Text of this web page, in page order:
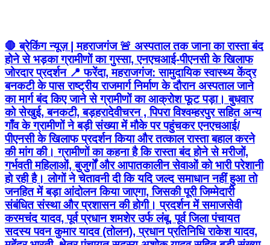
🛑 ब्रेकिंग न्यूज़ | महराजगंज 🚨 अस्पताल तक जाना का रास्ता बंद
होने से भड़का ग्रामीणों का गुस्सा, एनएचआई-पीएनसी के खिलाफ
जोरदार प्रदर्शन 📍 फरेंदा, महराजगंज: सामुदायिक स्वास्थ्य केंद्र
बनकटी के पास राष्ट्रीय राजमार्ग निर्माण के दौरान अस्पताल जाने
का मार्ग बंद किए जाने से ग्रामीणों का आक्रोश फूट पड़ा। बुधवार
को सेखुई, बनकटी, बड़हरादेवीचरन , पिपरा विश्वम्हरपुर सहित अन्य
गाँव के ग्रामीणों ने बड़ी संख्या में मौके पर पहुंचकर एनएचआई/
पीएनसी के खिलाफ प्रदर्शन किया और तत्काल रास्ता बहाल करने
की मांग की। ग्रामीणों का कहना है कि रास्ता बंद होने से मरीजों,
गर्भवती महिलाओं, बुजुर्गों और आपातकालीन सेवाओं को भारी परेशानी
हो रही है। लोगों ने चेतावनी दी कि यदि जल्द समाधान नहीं हुआ तो
जनहित में बड़ा आंदोलन किया जाएगा, जिसकी पूरी जिम्मेदारी
संबंधित संस्था और प्रशासन की होगी। प्रदर्शन में समाजसेवी
करमचंद यादव, पूर्व प्रधान शमशेर उर्फ लंबू, पूर्व जिला पंचायत
सदस्य पवन कुमार यादव (तोलन), प्रधान प्रतिनिधि राकेश यादव,